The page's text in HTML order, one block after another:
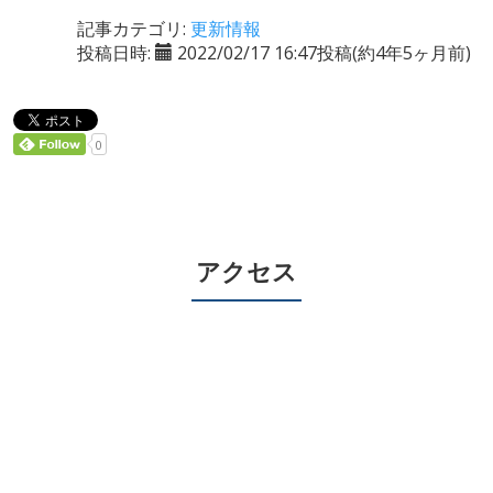
記事カテゴリ: 更新情報
投稿日時:
2022/02/17 16:47投稿(約4年5ヶ月前)
0
アクセス